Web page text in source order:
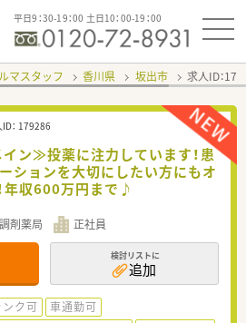
平日9：30-19：00 土日10：00-19：00
マスタッフ 香川県 坂出市 求人ID：
： 179286
イン≫投薬に注力しています！患
ションを大切にしたい方にもオ
年収600万円まで♪
調剤薬局 正社員
検討リストに
追加
ク可
車通勤可